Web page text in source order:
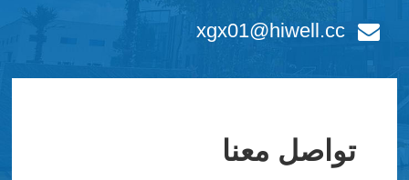
xgx01@hiwell.cc
تواصل معنا